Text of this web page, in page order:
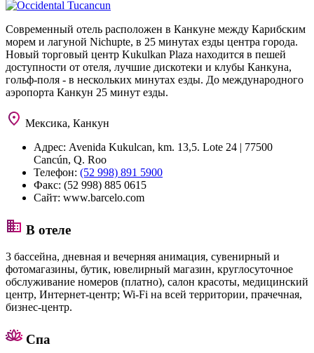
Современный отель расположен в Канкуне между Карибским
морем и лагуной Nichupte, в 25 минутах езды центра города.
Новый торговый центр Kukulkan Plaza находится в пешей
доступности от отеля, лучшие дискотеки и клубы Канкуна,
гольф-поля - в нескольких минутах езды. До международного
аэропорта Канкун 25 минут езды.
Мексика, Канкун
Адрес: Avenida Kukulcan, km. 13,5. Lote 24 | 77500
Cancún, Q. Roo
Телефон: (52 998) 891 5900
Факс: (52 998) 885 0615
Сайт: www.barcelo.com
В отеле
3 бассейна, дневная и вечерняя анимация, сувенирный и
фотомагазины, бутик, ювелирный магазин, круглосуточное
обслуживание номеров (платно), салон красоты, медицинский
центр, Интернет-центр; Wi-Fi на всей территории, прачечная,
бизнес-центр.
Спа